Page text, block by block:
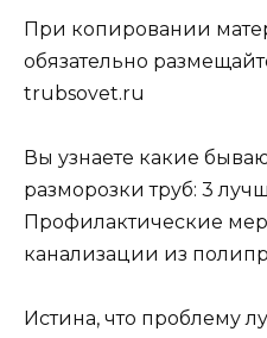
При копировании
обязательно
trubsovet.ru
Вы узнаете какие
разморозки труб: 3
Профилактические
канализации из
Истина, что проблему